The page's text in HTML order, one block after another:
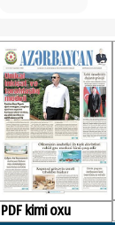
PDF kimi oxu